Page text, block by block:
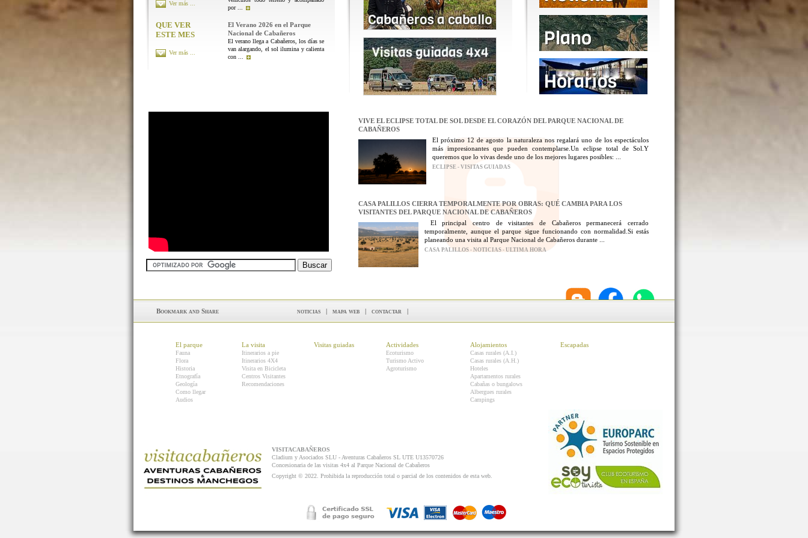
por ...
Ver más ...
QUE VER
ESTE MES
El Verano 2026 en el Parque
Nacional de Cabañeros
El verano llega a Cabañeros, los días se
van alargando, el sol ilumina y calienta
con ...
Ver más ...
VIVE EL ECLIPSE TOTAL DE SOL DESDE EL CORAZÓN DEL PARQUE NACIONAL DE
CABAÑEROS
El próximo 12 de agosto la naturaleza nos regalará uno de los espectáculos
más impresionantes que pueden contemplarse.Un eclipse total de Sol.Y
queremos que lo vivas desde uno de los mejores lugares posibles: ...
ECLIPSE - VISITAS GUIADAS
CASA PALILLOS CIERRA TEMPORALMENTE POR OBRAS: QUÉ CAMBIA PARA LOS
VISITANTES DEL PARQUE NACIONAL DE CABAÑEROS
El principal centro de visitantes de Cabañeros permanecerá cerrado
temporalmente, aunque el parque sigue funcionando con normalidad.Si estás
planeando una visita al Parque Nacional de Cabañeros durante ...
CASA PALILLOS - NOTICIAS - ULTIMA HORA
noticias | mapa web | contactar |
El parque
Fauna
Flora
Historia
Etnografía
Geología
Como llegar
Audios
La visita
Itinerarios a pie
Itinerarios 4X4
Visita en Bicicleta
Centros Visitantes
Recomendaciones
Visitas guiadas Actividades
Ecoturismo
Turismo Activo
Agroturismo
Alojamientos
Casas rurales (A.I.)
Casas rurales (A.H.)
Hoteles
Apartamentos rurales
Cabañas o bungalows
Albergues rurales
Campings
Escapadas
VISITACABAÑEROS
Cladium y Asociados SLU - Aventuras Cabañeros SL UTE U13570726
Concesionaria de las visitas 4x4 al Parque Nacional de Cabañeros
Copyright © 2022. Prohibida la reproducción total o parcial de los contenidos de esta web.